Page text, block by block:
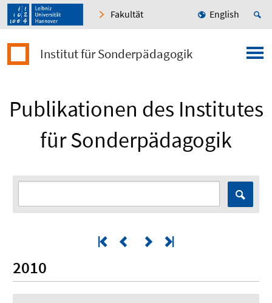
Fakultät English
Institut für Sonderpädagogik
Publikationen des Institutes
für Sonderpädagogik
2010